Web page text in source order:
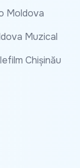
Moldova
Muzical
Chișinău